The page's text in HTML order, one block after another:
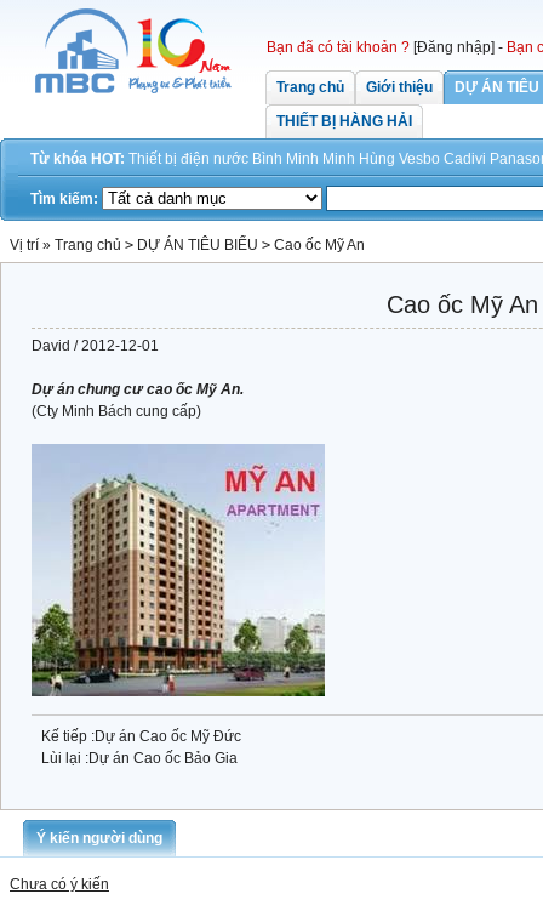
Bạn đã có tài khoản ? [Đăng nhập] - Bạn
Trang chủ Giới thiệu
DỰ ÁN
THIẾT BỊ HÀNG HẢI
Từ khóa HOT: Thiết bị điện nước Bình Minh Minh Hùng Vesbo Cadivi
Tìm kiếm:
Vị trí » Trang chủ > DỰ ÁN TIÊU BIỂU > Cao ốc Mỹ An
Cao ốc Mỹ An
David / 2012-12-01
Dự án chung cư cao ốc Mỹ An.
(Cty Minh Bách cung cấp)
Kế tiếp :Dự án Cao ốc Mỹ Đức
Lùi lại :Dự án Cao ốc Bảo Gia
Ý kiến người dùng
Chưa có ý kiến